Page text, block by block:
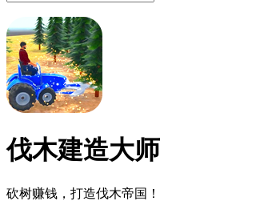
伐木建造大师
砍树赚钱，打造伐木帝国！